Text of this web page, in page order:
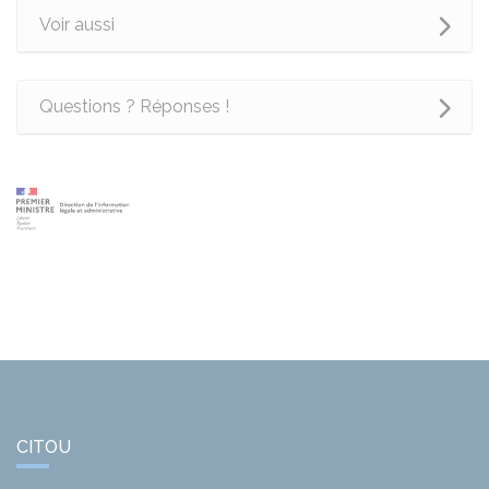
Voir aussi
Questions ? Réponses !
CITOU